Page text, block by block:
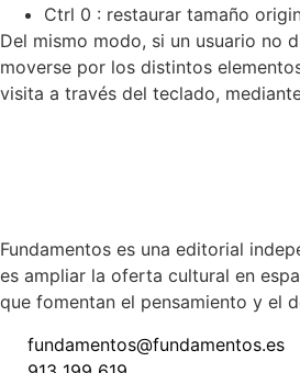
Ctrl 0 : restaurar tamaño
Del mismo modo, si un usuario no
moverse por los distintos
visita a través del teclado,
Fundamentos es una editorial
es ampliar la oferta cultural en
que fomentan el pensamiento y el
fundamentos@fundamentos.es